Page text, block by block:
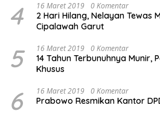
4 16 Maret 2019 0 Komentar
2 Hari Hilang, Nelayan Tewas
Cipalawah Garut
5 16 Maret 2019 0 Komentar
14 Tahun Terbunuhnya Munir,
Khusus
6 16 Maret 2019 0 Komentar
Prabowo Resmikan Kantor